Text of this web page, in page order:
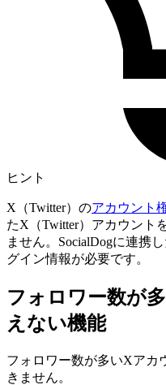
ヒント
X（Twitter）のアカウント
たX（Twitter）アカウント
ません。SocialDogに連携
グイン情報が必要です。
フォロワー数が
えない機能
フォロワー数が多いXアカ
きません。